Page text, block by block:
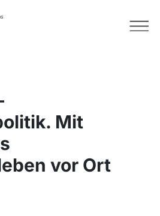
Mit
vor Ort